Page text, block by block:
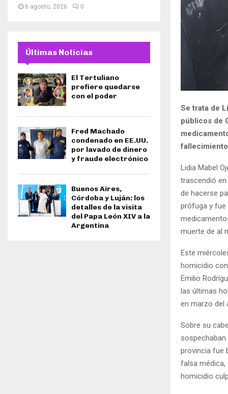
Se trata de
públicos de
Lidia Mabel
trascendió
de hacerse
prófuga y fue
muerte de al
Este
homicidio
Emilio
las últimas
en marzo del
Sobre su
provincia fue
falsa médica,
homicidio
6 agosto, 2026 0
Últimas Noticias
El Tertuliano
prefiere quedarse
con el poder
Fred Machado
condenado en EE.UU.
por lavado de dinero
y fraude electrónico
Buenos Aires,
Córdoba y Luján: los
detalles de la visita
del Papa León XIV a la
Argentina